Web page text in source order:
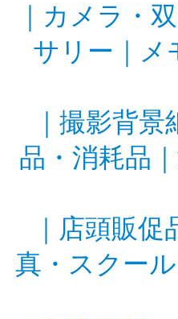
カメラ・
サリー
メ
撮影背景
品・消耗品
店頭販促
真・スクー